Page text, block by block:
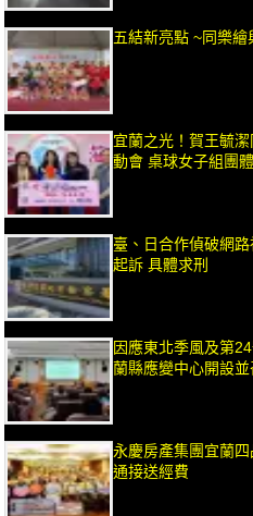
五結新亮點 ~同樂
宜蘭之光！賀王毓
動會 桌球女子組團
臺、日合作偵破網
起訴 具體求刑
因應東北季風及第
蘭縣應變中心開設
永慶房產集團宜蘭
通接送經費